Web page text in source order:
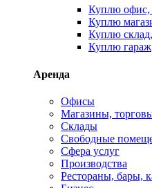
Куплю
Куплю
Куплю
Куплю гараж
Аренда
Офисы
Магазины,
Склады
Свободные
Сфера услуг
Производства
Рестораны, бары,